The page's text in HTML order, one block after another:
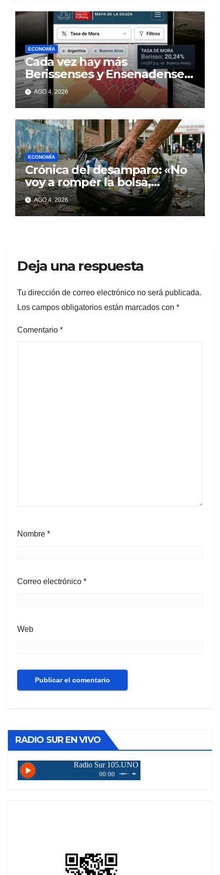
ECONOMÍA
Cada vez hay más
Berissenses y Ensenadenses
con deudas incobrables
AGO 4, 2026
ECONOMÍA
Crónica del desamparo: «No
voy a romper la bolsa,
quédese tranquilo…»
AGO 4, 2026
Deja una respuesta
Tu dirección de correo electrónico no será publicada.
Los campos obligatorios están marcados con *
Comentario *
Nombre *
Correo electrónico *
Web
RADIO SUR EN VIVO